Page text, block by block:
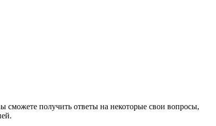
сможете получить ответы на некоторые свои вопросы,